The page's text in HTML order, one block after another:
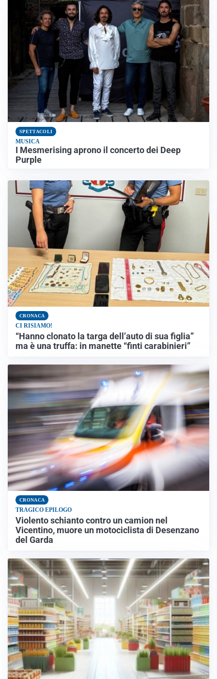
SPETTACOLI
MUSICA
I Mesmerising aprono il concerto dei Deep
Purple
CRONACA
CI RISIAMO!
“Hanno clonato la targa dell’auto di sua figlia”
ma è una truffa: in manette “finti carabinieri”
CRONACA
TRAGICO EPILOGO
Violento schianto contro un camion nel
Vicentino, muore un motociclista di Desenzano
del Garda